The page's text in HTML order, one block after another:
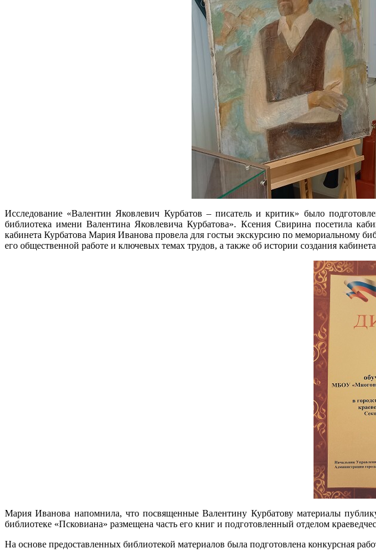
Исследование «Валентин Яковлевич Курбатов – писатель и критик» было
библиотека имени Валентина Яковлевича Курбатова». Ксения Свирина посетила
кабинета Курбатова Мария Иванова провела для гостьи экскурсию по мемориальному
его общественной работе и ключевых темах трудов, а также об истории создания
Мария Иванова напомнила, что посвященные Валентину Курбатову материалы
библиотеке «Псковиана» размещена часть его книг и подготовленный отделом
На основе предоставленных библиотекой материалов была подготовлена конкурсная